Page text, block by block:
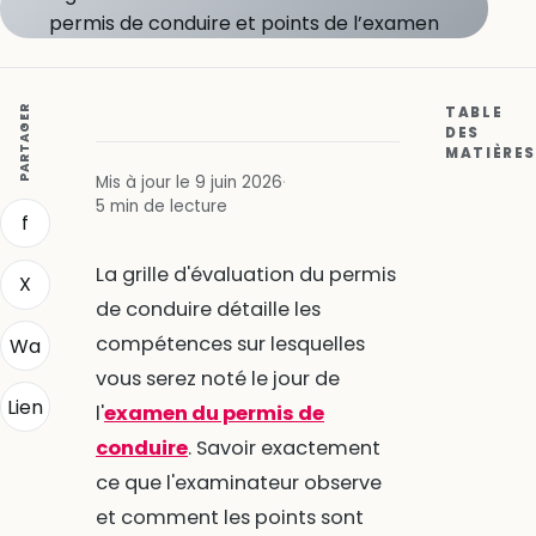
PARTAGER
f
X
Wa
Lien
Mis à jour le 9 juin 2026·
5 min de lecture
La grille d'évaluation du permis
de conduire détaille les
compétences sur lesquelles
vous serez noté le jour de
l'examen du permis de
conduire. Savoir exactement
ce que l'examinateur observe
et comment les points sont
TABLE
DES
MATIÈRES